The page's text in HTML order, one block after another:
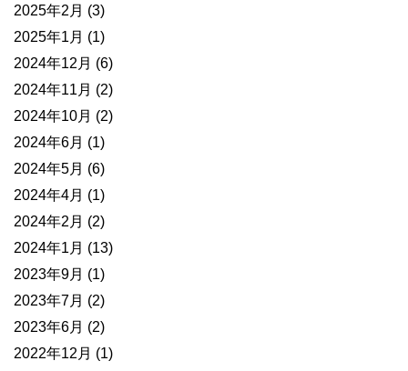
2025年2月 (3)
2025年1月 (1)
2024年12月 (6)
2024年11月 (2)
2024年10月 (2)
2024年6月 (1)
2024年5月 (6)
2024年4月 (1)
2024年2月 (2)
2024年1月 (13)
2023年9月 (1)
2023年7月 (2)
2023年6月 (2)
2022年12月 (1)